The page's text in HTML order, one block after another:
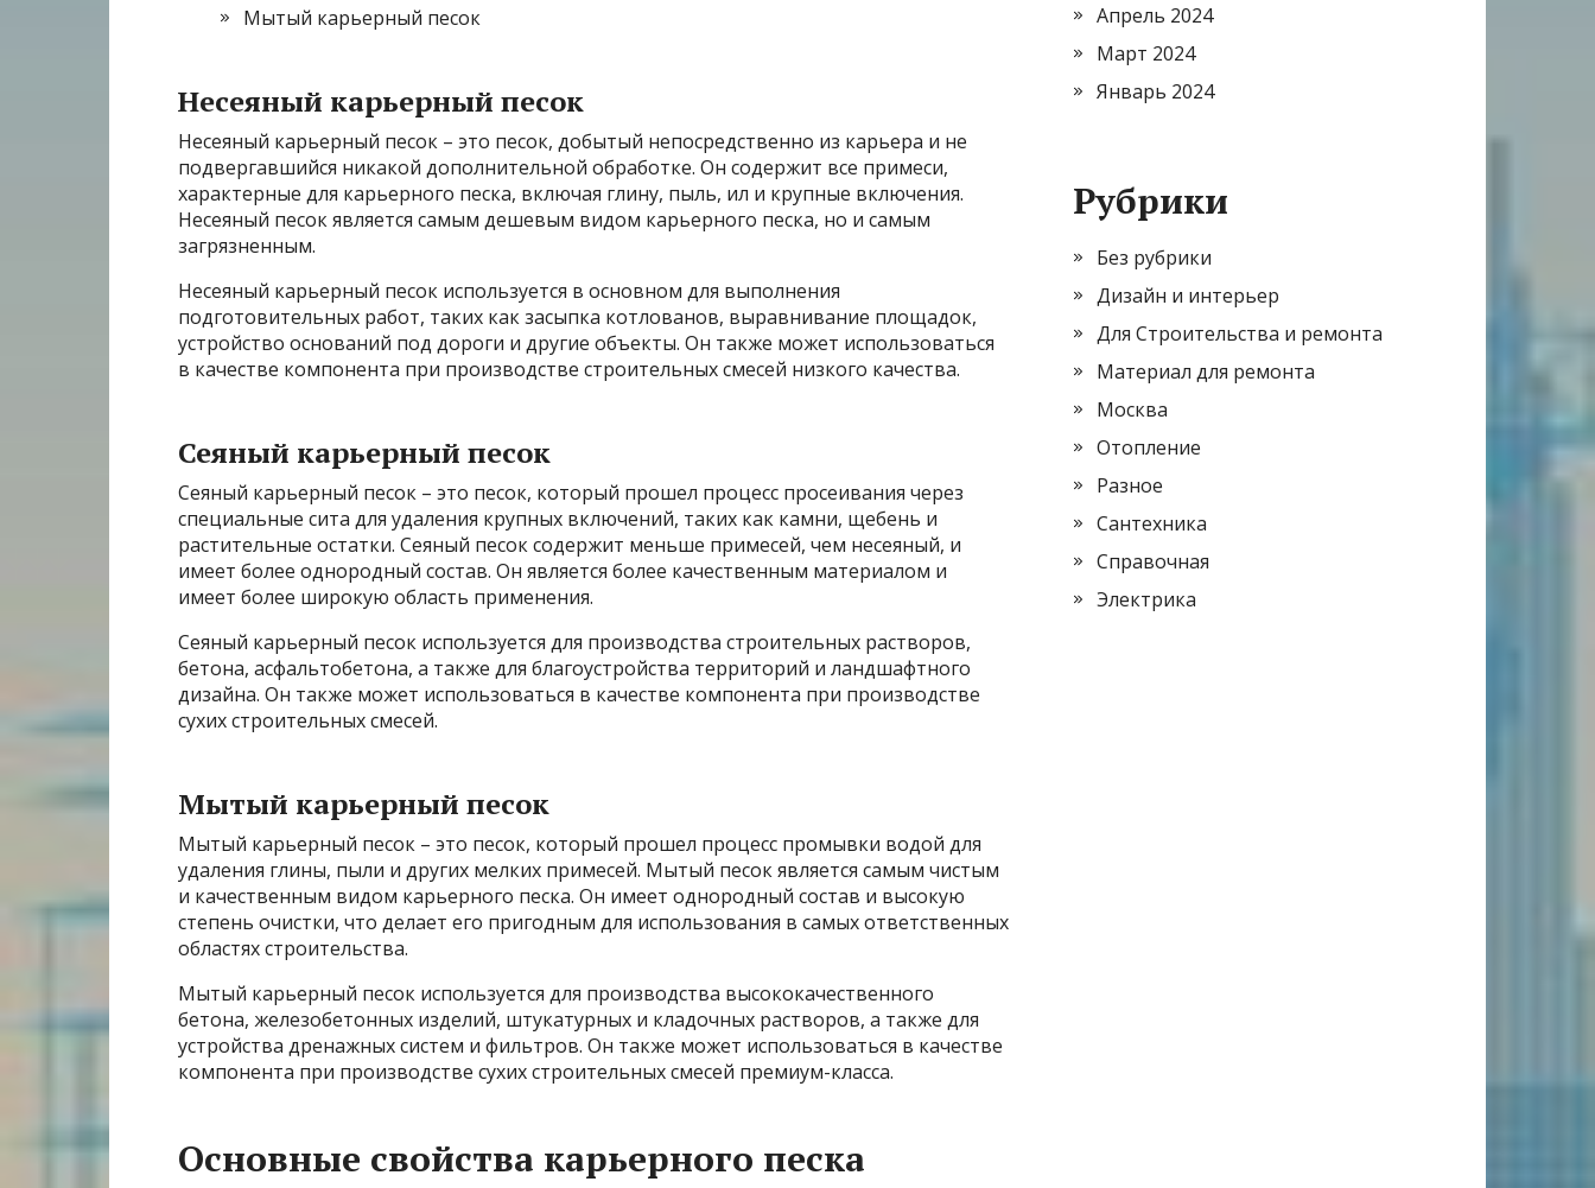
Мытый карьерный песок
Несеяный карьерный песок
Несеяный карьерный песок – это песок, добытый непосредственно из карьера и не
подвергавшийся никакой дополнительной обработке. Он содержит все примеси,
характерные для карьерного песка, включая глину, пыль, ил и крупные включения.
Несеяный песок является самым дешевым видом карьерного песка, но и самым
загрязненным.
Несеяный карьерный песок используется в основном для выполнения
подготовительных работ, таких как засыпка котлованов, выравнивание площадок,
устройство оснований под дороги и другие объекты. Он также может использоваться
в качестве компонента при производстве строительных смесей низкого качества.
Сеяный карьерный песок
Сеяный карьерный песок – это песок, который прошел процесс просеивания через
специальные сита для удаления крупных включений, таких как камни, щебень и
растительные остатки. Сеяный песок содержит меньше примесей, чем несеяный, и
имеет более однородный состав. Он является более качественным материалом и
имеет более широкую область применения.
Сеяный карьерный песок используется для производства строительных растворов,
бетона, асфальтобетона, а также для благоустройства территорий и ландшафтного
дизайна. Он также может использоваться в качестве компонента при производстве
сухих строительных смесей.
Мытый карьерный песок
Мытый карьерный песок – это песок, который прошел процесс промывки водой для
удаления глины, пыли и других мелких примесей. Мытый песок является самым чистым
и качественным видом карьерного песка. Он имеет однородный состав и высокую
степень очистки, что делает его пригодным для использования в самых ответственных
областях строительства.
Мытый карьерный песок используется для производства высококачественного
бетона, железобетонных изделий, штукатурных и кладочных растворов, а также для
устройства дренажных систем и фильтров. Он также может использоваться в качестве
компонента при производстве сухих строительных смесей премиум-класса.
Основные свойства карьерного песка
Апрель 2024
Март 2024
Январь 2024
Рубрики
Без рубрики
Дизайн и интерьер
Для Строительства и ремонта
Материал для ремонта
Москва
Отопление
Разное
Сантехника
Справочная
Электрика